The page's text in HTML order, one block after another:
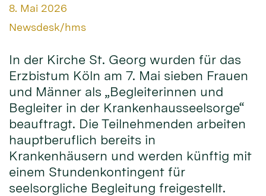
Datum:
8. Mai 2026
Von:
Newsdesk/hms
In der Kirche St. Georg wurden für das
Erzbistum Köln am 7. Mai sieben Frauen
und Männer als „Begleiterinnen und
Begleiter in der Krankenhausseelsorge“
beauftragt. Die Teilnehmenden arbeiten
hauptberuflich bereits in
Krankenhäusern und werden künftig mit
einem Stundenkontingent für
seelsorgliche Begleitung freigestellt.